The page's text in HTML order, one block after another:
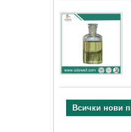
Всички нови